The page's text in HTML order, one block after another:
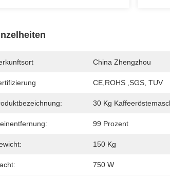
China Zhengzhou
CE,ROHS ,SGS, TUV
30 Kg
99 Prozent
150 Kg
750 W